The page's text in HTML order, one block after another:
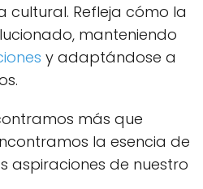
cultural. Refleja cómo la
manteniendo
y adaptándose a
más que
la esencia de
aspiraciones de nuestro